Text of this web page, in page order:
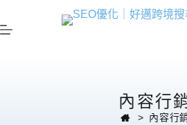
內容行
> 內容行